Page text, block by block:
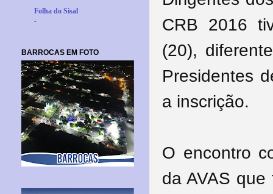
CRB 2016
(20),
Presidentes
a inscrição.
O encontro
da AVAS
Folha do Sisal
-
BARROCAS EM FOTO